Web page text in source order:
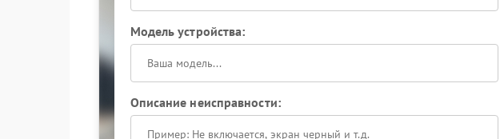
Модель устройства:
Описание неисправности: